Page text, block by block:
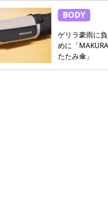
BODY
ゲリラ豪雨に
めに「
たたみ傘」